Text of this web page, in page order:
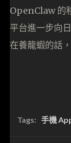
OpenClaw 的
平台進一步向
在養龍蝦的話
Tags: 手機